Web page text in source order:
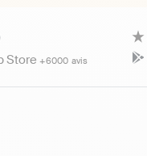
Store+6000 avis